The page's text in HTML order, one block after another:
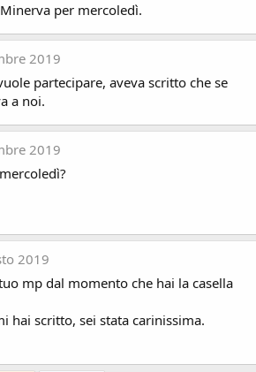
per mercoledì.
2019
partecipare, aveva scritto che se
a noi.
2019
2019
mp dal momento che hai la casella
hai scritto, sei stata carinissima.